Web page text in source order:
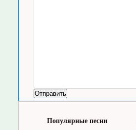
Популярные песни